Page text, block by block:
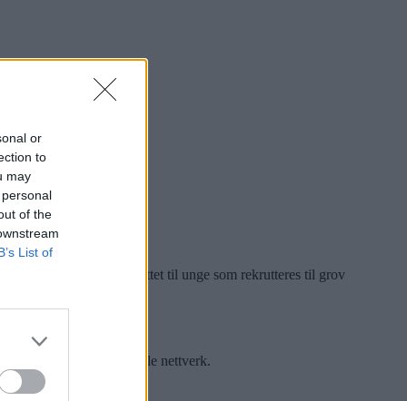
or
to
may
of the
List of
utfordringer knyttet til unge som rekrutteres til grov
oppdrag for kriminelle nettverk.